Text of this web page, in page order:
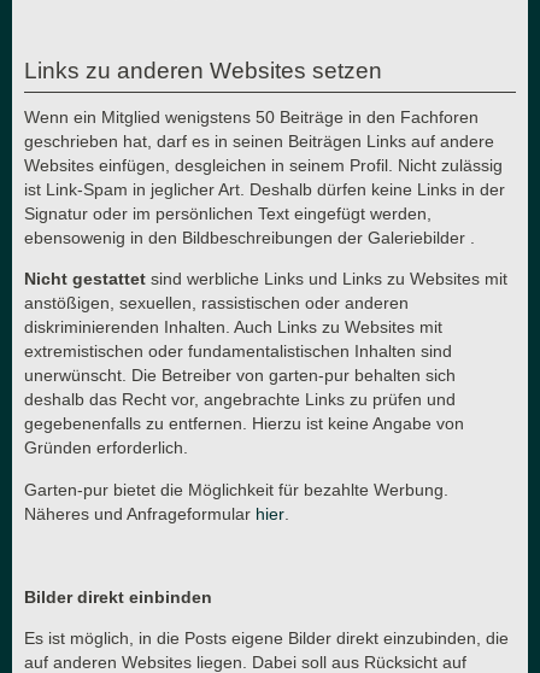
Links zu anderen Websites setzen
Wenn ein Mitglied wenigstens 50 Beiträge in den Fachforen
geschrieben hat, darf es in seinen Beiträgen Links auf andere
Websites einfügen, desgleichen in seinem Profil. Nicht zulässig
ist Link-Spam in jeglicher Art. Deshalb dürfen keine Links in der
Signatur oder im persönlichen Text eingefügt werden,
ebensowenig in den Bildbeschreibungen der Galeriebilder .
Nicht gestattet sind werbliche Links und Links zu Websites mit
anstößigen, sexuellen, rassistischen oder anderen
diskriminierenden Inhalten. Auch Links zu Websites mit
extremistischen oder fundamentalistischen Inhalten sind
unerwünscht. Die Betreiber von garten-pur behalten sich
deshalb das Recht vor, angebrachte Links zu prüfen und
gegebenenfalls zu entfernen. Hierzu ist keine Angabe von
Gründen erforderlich.
Garten-pur bietet die Möglichkeit für bezahlte Werbung.
Näheres und Anfrageformular hier
Bilder direkt einbinden
Es ist möglich, in die Posts eigene Bilder direkt einzubinden, die
auf anderen Websites liegen. Dabei soll aus Rücksicht auf